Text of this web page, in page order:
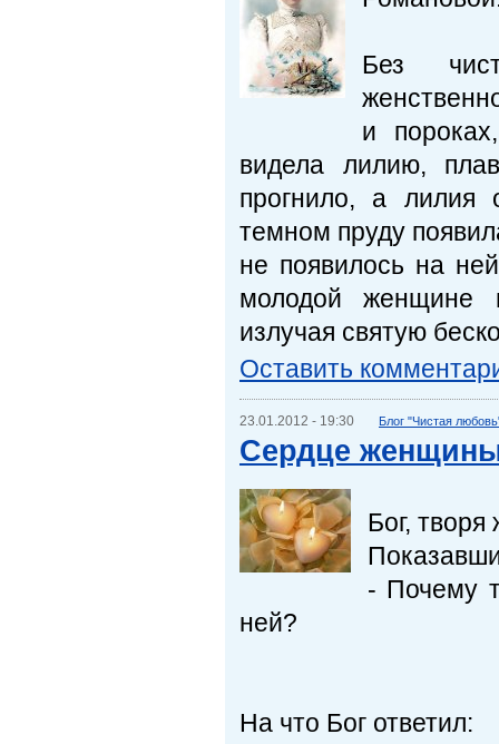
Без
и
видела лилию,
прогнило, а лилия
темном пруду
не появилось на
молодой женщине
излучая святую
Оставить
23.01.2012 - 19:30 Блог "Чистая
Сердце
Бог,
- Почему
ней?
На что Бог ответил: